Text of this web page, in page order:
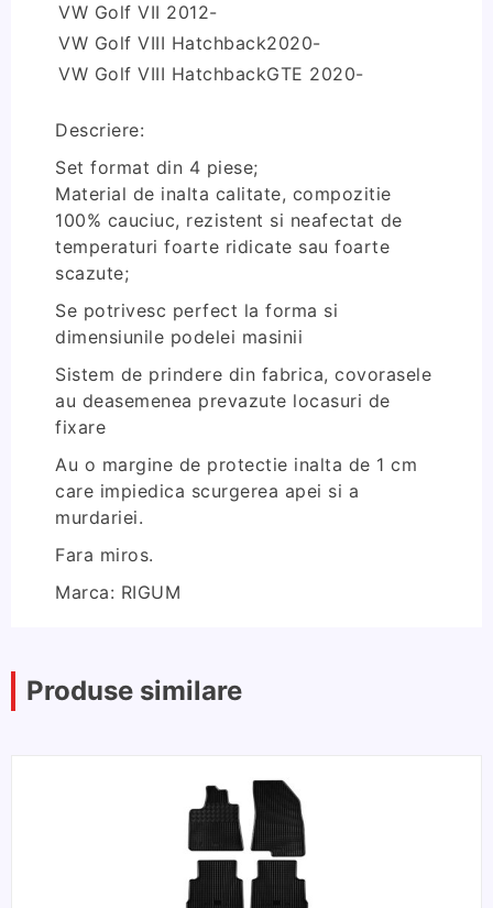
VW Golf VII 2012-
VW Golf VIII Hatchback2020-
VW Golf VIII HatchbackGTE 2020-
Descriere:
Set format din 4 piese;
Material de inalta calitate, compozitie
100% cauciuc, rezistent si neafectat de
temperaturi foarte ridicate sau foarte
scazute;
Se potrivesc perfect la forma si
dimensiunile podelei masinii
Sistem de prindere din fabrica, covorasele
au deasemenea prevazute locasuri de
fixare
Au o margine de protectie inalta de 1 cm
care impiedica scurgerea apei si a
murdariei.
Fara miros.
Marca: RIGUM
Produse similare